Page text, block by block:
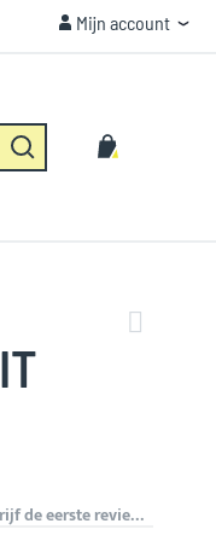
dataverzameling.
Mijn account
Mijn account
Zoek
Schrijf de eerste review over dit product